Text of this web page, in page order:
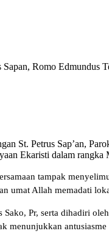
Romo Edmundus
St. Petrus Sap’an,
Ekaristi dalam
tampak
umat Allah memadati
Pr, serta dihadiri